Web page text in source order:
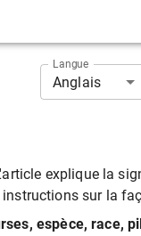
Langue
Anglais
explique la
sur la
espèce, race,